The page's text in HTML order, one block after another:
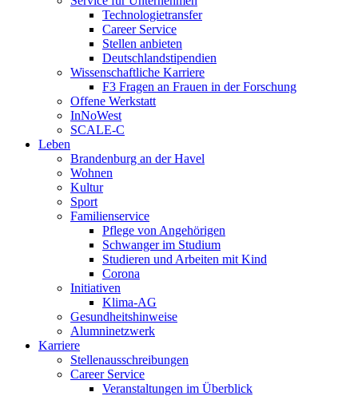
Technologietransfer
Career Service
Stellen anbieten
Deutschlandstipendien
Wissenschaftliche Karriere
F3 Fragen an Frauen in der Forschung
Offene Werkstatt
InNoWest
SCALE-C
Leben
Brandenburg an der Havel
Wohnen
Kultur
Sport
Familienservice
Pflege von Angehörigen
Schwanger im Studium
Studieren und Arbeiten mit Kind
Corona
Initiativen
Klima-AG
Gesundheitshinweise
Alumninetzwerk
Karriere
Stellenausschreibungen
Career Service
Veranstaltungen im Überblick